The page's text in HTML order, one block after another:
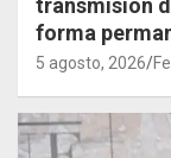
transmisión
forma
5 agosto, 2026